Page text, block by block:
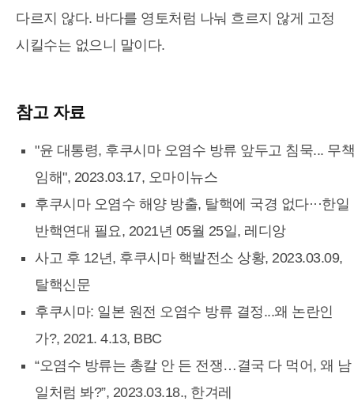
다르지 않다. 바다를 영토처럼 나눠 흐르지 않게 고정
시킬수는 없으니 말이다.
참고 자료
"윤 대통령, 후쿠시마 오염수 방류 앞두고 침묵... 무책
임해", 2023.03.17, 오마이뉴스
후쿠시마 오염수 해양 방출, 탈핵에 국경 없다···한일
반핵연대 필요, 2021년 05월 25일, 레디앙
사고 후 12년, 후쿠시마 핵발전소 상황, 2023.03.09,
탈핵신문
후쿠시마: 일본 원전 오염수 방류 결정...왜 논란인
가?, 2021. 4.13, BBC
“오염수 방류는 총칼 안 든 전쟁…결국 다 먹어, 왜 남
일처럼 봐?”, 2023.03.18., 한겨레